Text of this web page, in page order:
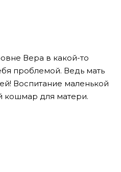
Вера в какой-то
проблемой. Ведь мать
Воспитание маленькой
кошмар для матери.